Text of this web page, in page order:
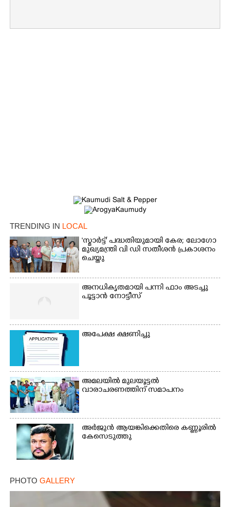
TRENDING IN LOCAL
'സ്മാർട്ട്' പദ്ധതിയുമായി കേര; ലോഗോ
മുഖ്യമന്ത്രി വി ഡി സതീശൻ പ്രകാശനം
ചെയ്തു
അനധികൃതമായി പന്നി ഫാം അടച്ചു
പൂട്ടാൻ നോട്ടീസ്
അപേക്ഷ ക്ഷണിച്ചു
അമലയിൽ മുലയൂട്ടൽ
വാരാചരണത്തിന് സമാപനം
അർജുൻ ആയങ്കിക്കെതിരെ കണ്ണൂരിൽ
കേസെടുത്തു
PHOTO GALLERY
×
Share this link
Copy Link